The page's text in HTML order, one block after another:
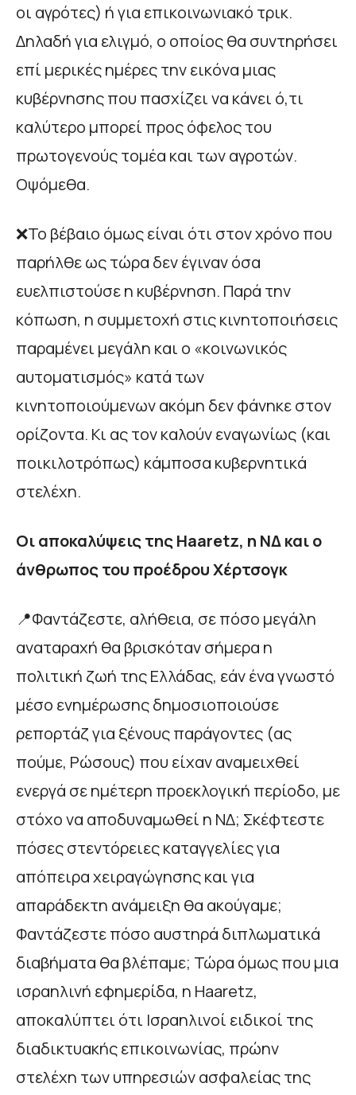
οι αγρότες) ή για επικοινωνιακό τρικ.
Δηλαδή για ελιγμό, ο οποίος θα συντηρήσει
επί μερικές ημέρες την εικόνα μιας
κυβέρνησης που πασχίζει να κάνει ό,τι
καλύτερο μπορεί προς όφελος του
πρωτογενούς τομέα και των αγροτών.
Οψόμεθα.
❌Το βέβαιο όμως είναι ότι στον χρόνο που
παρήλθε ως τώρα δεν έγιναν όσα
ευελπιστούσε η κυβέρνηση. Παρά την
κόπωση, η συμμετοχή στις κινητοποιήσεις
παραμένει μεγάλη και ο «κοινωνικός
αυτοματισμός» κατά των
κινητοποιούμενων ακόμη δεν φάνηκε στον
ορίζοντα. Κι ας τον καλούν εναγωνίως (και
ποικιλοτρόπως) κάμποσα κυβερνητικά
στελέχη.
Οι αποκαλύψεις της Haaretz, η ΝΔ και ο
άνθρωπος του προέδρου Χέρτσογκ
📍Φαντάζεστε, αλήθεια, σε πόσο μεγάλη
αναταραχή θα βρισκόταν σήμερα η
πολιτική ζωή της Ελλάδας, εάν ένα γνωστό
μέσο ενημέρωσης δημοσιοποιούσε
ρεπορτάζ για ξένους παράγοντες (ας
πούμε, Ρώσους) που είχαν αναμειχθεί
ενεργά σε ημέτερη προεκλογική περίοδο, με
στόχο να αποδυναμωθεί η ΝΔ; Σκέφτεστε
πόσες στεντόρειες καταγγελίες για
απόπειρα χειραγώγησης και για
απαράδεκτη ανάμειξη θα ακούγαμε;
Φαντάζεστε πόσο αυστηρά διπλωματικά
διαβήματα θα βλέπαμε; Τώρα όμως που μια
ισραηλινή εφημερίδα, η Haaretz,
αποκαλύπτει ότι Ισραηλινοί ειδικοί της
διαδικτυακής επικοινωνίας, πρώην
στελέχη των υπηρεσιών ασφαλείας της